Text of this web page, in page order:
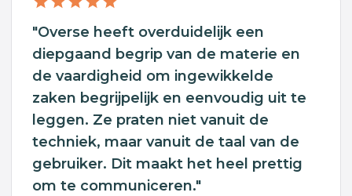
"Overse heeft overduidelijk een
diepgaand begrip van de materie en
de vaardigheid om ingewikkelde
zaken begrijpelijk en eenvoudig uit te
leggen. Ze praten niet vanuit de
techniek, maar vanuit de taal van de
gebruiker. Dit maakt het heel prettig
om te communiceren."